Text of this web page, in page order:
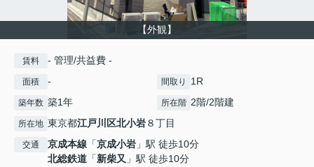
【外観】
賃料 - 管理/共益費 -
面積 - 間取り 1R
築年数 築1年 所在階 2階/2階建
所在地 東京都江戸川区北小岩８丁目
交通 京成本線 「京成小岩 」駅 徒歩10分
北総鉄道 「新柴又 」駅 徒歩10分